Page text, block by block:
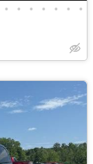
• • • • • • •